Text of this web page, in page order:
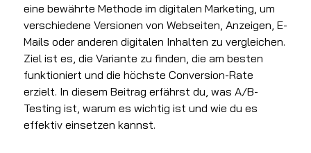
eine bewährte Methode im digitalen Marketing, um
verschiedene Versionen von Webseiten, Anzeigen, E-
Mails oder anderen digitalen Inhalten zu vergleichen.
Ziel ist es, die Variante zu finden, die am besten
funktioniert und die höchste Conversion-Rate
erzielt. In diesem Beitrag erfährst du, was A/B-
Testing ist, warum es wichtig ist und wie du es
effektiv einsetzen kannst.